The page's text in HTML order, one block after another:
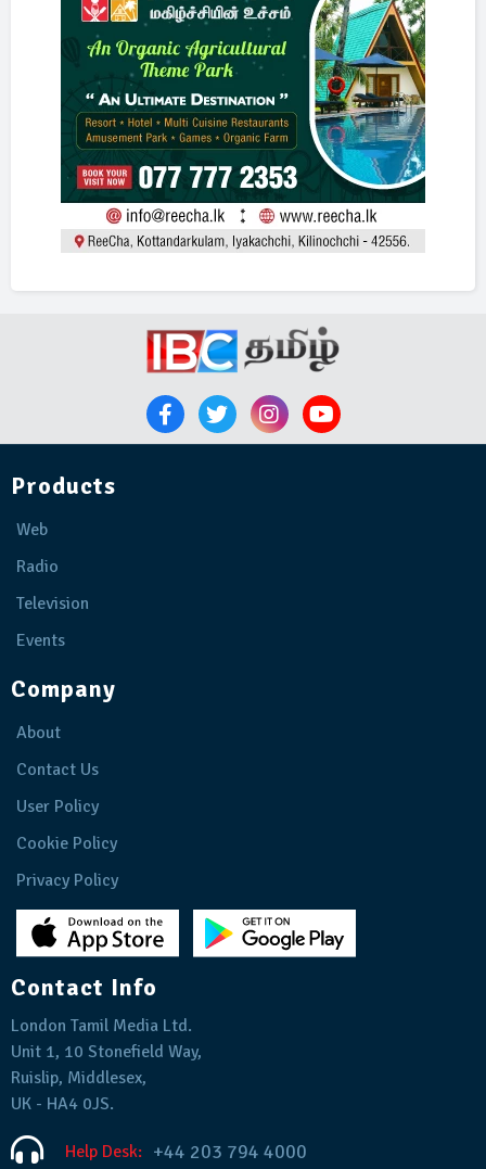
Products
Web
Radio
Television
Events
Company
About
Contact Us
User Policy
Cookie Policy
Privacy Policy
Contact Info
London Tamil Media Ltd.
Unit 1, 10 Stonefield Way,
Ruislip, Middlesex,
UK - HA4 0JS.
Help Desk: +44 203 794 4000